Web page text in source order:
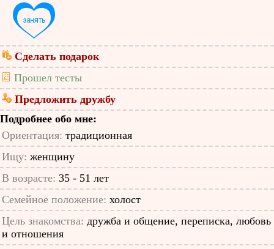
Сделать подарок
Прошел тесты
Предложить дружбу
Подробнее обо мне:
Ориентация: традиционная
Ищу: женщину
В возрасте: 35 - 51 лет
Семейное положение: холост
Цель знакомства: дружба и общение, переписка, любовь
и отношения